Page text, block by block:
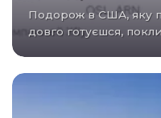
Подорож в США, яку педантично плануєш і до якої
довго готуєшся,